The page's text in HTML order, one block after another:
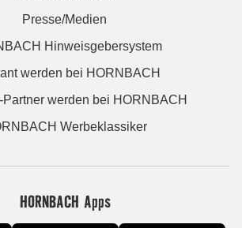
Presse/Medien
Hinweisgebersystem
werden bei HORNBACH
Partner werden bei HORNBACH
Werbeklassiker
HORNBACH Apps